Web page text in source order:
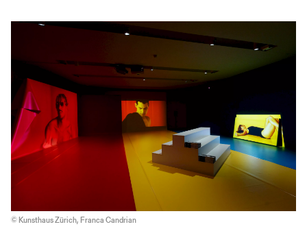
© Kunsthaus Zürich, Franca Candrian